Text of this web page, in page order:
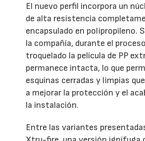
El nuevo perfil incorpora un
de alta resistencia
encapsulado en polipropileno.
la compañía, durante el
troquelado la película de PP
permanece intacta, lo que
esquinas cerradas y limpias
a mejorar la protección y el
la instalación.
Entre las variantes